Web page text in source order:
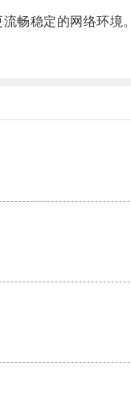
畅稳定的网络环境。